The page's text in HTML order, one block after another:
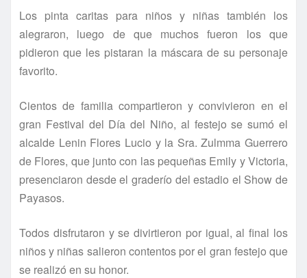
Los pinta caritas para niños y niñas también los
alegraron, luego de que muchos fueron los que
pidieron que les pistaran la máscara de su personaje
favorito.
Cientos de familia compartieron y convivieron en el
gran Festival del Dí­a del Niño, al festejo se sumó el
alcalde Lenin Flores Lucio y la Sra. Zulmma Guerrero
de Flores, que junto con las pequeñas Emily y Victoria,
presenciaron desde el graderí­o del estadio el Show de
Payasos.
Todos disfrutaron y se divirtieron por igual, al final los
niños y niñas salieron contentos por el gran festejo que
se realizó en su honor.